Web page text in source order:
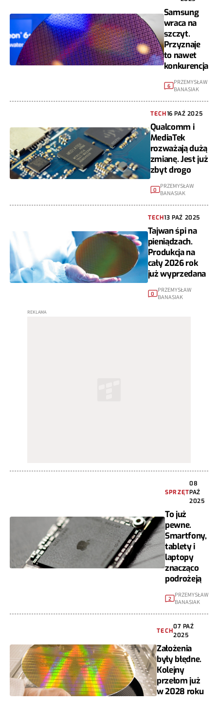
Samsung
wraca na
szczyt.
Przyznaje
to nawet
konkurencja
6 PRZEMYSŁAW
BANASIAK
TECH16 PAŹ 2025
Qualcomm i
MediaTek
rozważają dużą
zmianę. Jest już
zbyt drogo
0 PRZEMYSŁAW
BANASIAK
TECH13 PAŹ 2025
Tajwan śpi na
pieniądzach.
Produkcja na
cały 2026 rok
już wyprzedana
0 PRZEMYSŁAW
BANASIAK
SPRZĘT
08
PAŹ
2025
To już
pewne.
Smartfony,
tablety i
laptopy
znacząco
podrożeją
2
PRZEMYSŁAW
BANASIAK
TECH
07 PAŹ
2025
Założenia
były błędne.
Kolejny
przełom już
w 2028 roku